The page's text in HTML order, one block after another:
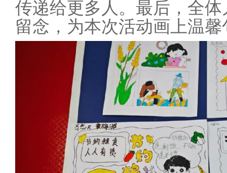
传递给更多人。最后，全
留念，为本次活动画上温馨